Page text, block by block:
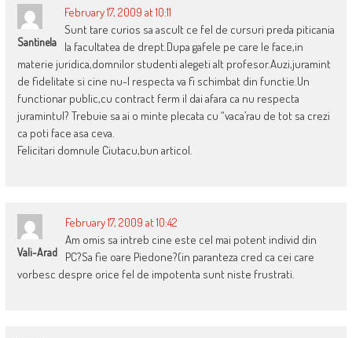
Santinela
February 17, 2009 at 10:11
Sunt tare curios sa ascult ce fel de cursuri preda piticania
la facultatea de drept.Dupa gafele pe care le face,in
materie juridica,domnilor studenti alegeti alt profesor.Auzi,juramint
de fidelitate si cine nu-l respecta va fi schimbat din functie.Un
functionar public,cu contract ferm il dai afara ca nu respecta
juramintul? Trebuie sa ai o minte plecata cu “vaca’rau de tot sa crezi
ca poti face asa ceva.
Felicitari domnule Ciutacu,bun articol.
Vali-Arad
February 17, 2009 at 10:42
Am omis sa intreb cine este cel mai potent individ din
PC?Sa fie oare Piedone?(in paranteza cred ca cei care
vorbesc despre orice fel de impotenta sunt niste frustrati.